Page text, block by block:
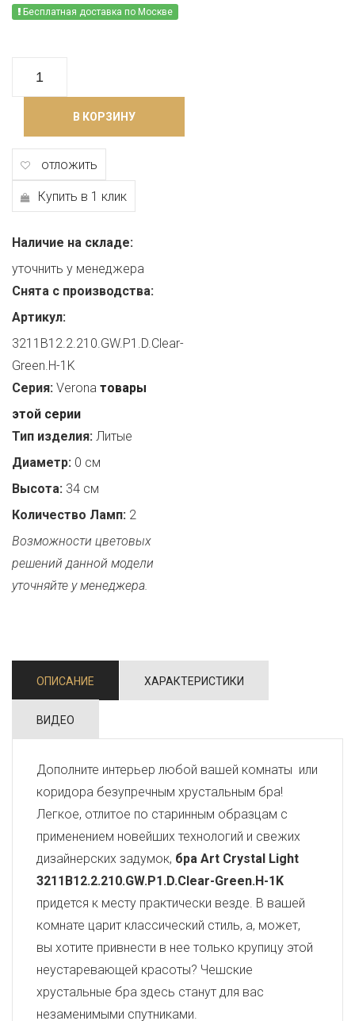
Бесплатная доставка по Москве
В КОРЗИНУ
отложить
Купить в 1 клик
Наличие на складе:
уточнить у менеджера
Снята с производства:
Артикул:
3211B12.2.210.GW.P1.D.Clear-
Green.H-1K
Серия: Verona товары
этой серии
Тип изделия: Литые
Диаметр: 0 см
Высота: 34 см
Количество Ламп: 2
Возможности цветовых
решений данной модели
уточняйте у менеджера.
ОПИСАНИЕ ХАРАКТЕРИСТИКИ
ВИДЕО
Дополните интерьер любой вашей комнаты или
коридора безупречным хрустальным бра!
Легкое, отлитое по старинным образцам с
применением новейших технологий и свежих
дизайнерских задумок, бра Art Crystal Light
3211B12.2.210.GW.P1.D.Clear-Green.H-1K
придется к месту практически везде. В вашей
комнате царит классический стиль, а, может,
вы хотите привнести в нее только крупицу этой
неустаревающей красоты? Чешские
хрустальные бра здесь станут для вас
незаменимыми спутниками.